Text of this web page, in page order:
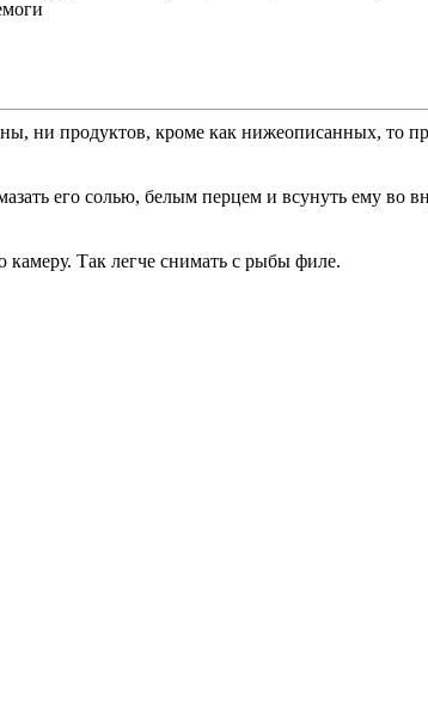
ни продуктов, кроме как нижеописанных, то
его солью, белым перцем и всунуть ему во
Так легче снимать с рыбы филе.